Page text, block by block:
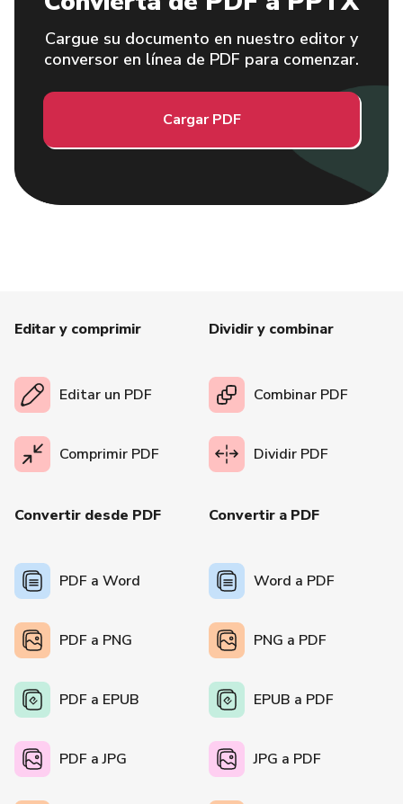
Cargue su documento en nuestro editor y
conversor en línea de PDF para comenzar.
Cargar PDF
Editar y comprimir
Editar un PDF
Comprimir PDF
Dividir y combinar
Combinar PDF
Dividir PDF
Convertir desde PDF
PDF a Word
PDF a PNG
PDF a EPUB
PDF a JPG
Convertir a PDF
Word a PDF
PNG a PDF
EPUB a PDF
JPG a PDF